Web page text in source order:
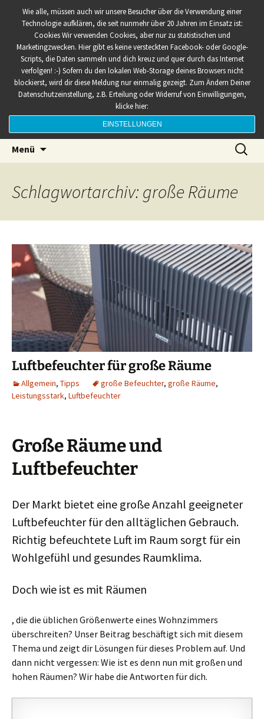
Inhalt
springen
Luftbefeuchter4you
Tipps, Informationen, Ratgeber, Kaufen
Menü
Suchen
nach:
Schlagwortarchiv: große Räume
Luftbefeuchter für große Räume
Allgemein, Tipps große Befeuchter, große Räume,
Leistungsstark, Luftbefeuchter
Große Räume und
Luftbefeuchter
Der Markt bietet eine große Anzahl geeigneter
Luftbefeuchter für den alltäglichen Gebrauch.
Richtig befeuchtete Luft im Raum sorgt für ein
Wohlgefühl und gesundes Raumklima.
Doch wie ist es mit Räumen
, die die üblichen Größenwerte eines Wohnzimmers
überschreiten? Unser Beitrag beschäftigt sich mit diesem
Thema und zeigt dir Lösungen für dieses Problem auf. Und
dann nicht vergessen: Wie ist es denn nun mit großen und
hohen Räumen? Wir habe die Antworten für dich.
Wie alle, müssen auch wir unsere Besucher über die Verwendung einer
Technologie aufklären, die seit nunmehr über 20 Jahren im Einsatz ist:
Cookies Wir verwenden Cookies, aber nur zu statistischen und
Marketingzwecken. Hier gibt es keine versteckten Facebook- oder Google-
Scripts, die Daten sammeln und dich kreuz und quer durch das Internet
verfolgen! :-) Sofern du den lokalen Web-Storage deines Browsers nicht
blockierst, wird dir diese Meldung nur einmalig gezeigt. Zum Ändern Deiner
Datenschutzeinstellung, z.B. Erteilung oder Widerruf von Einwilligungen,
klicke hier:
EINSTELLUNGEN